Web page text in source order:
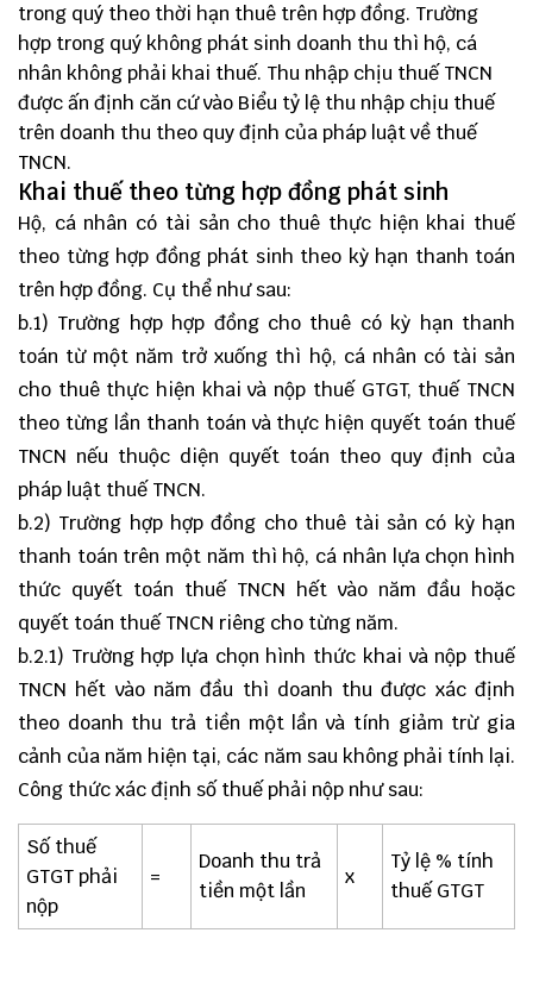
trong quý theo thời hạn thuê trên hợp đồng. Trường
hợp trong quý không phát sinh doanh thu thì hộ, cá
nhân không phải khai thuế. Thu nhập chịu thuế TNCN
được ấn định căn cứ vào Biểu tỷ lệ thu nhập chịu thuế
trên doanh thu theo quy định của pháp luật về thuế
TNCN.
Khai thuế theo từng hợp đồng phát sinh
Hộ, cá nhân có tài sản cho thuê thực hiện khai thuế
theo từng hợp đồng phát sinh theo kỳ hạn thanh toán
trên hợp đồng. Cụ thể như sau:
b.1) Trường hợp hợp đồng cho thuê có kỳ hạn thanh
toán từ một năm trở xuống thì hộ, cá nhân có tài sản
cho thuê thực hiện khai và nộp thuế GTGT, thuế TNCN
theo từng lần thanh toán và thực hiện quyết toán thuế
TNCN nếu thuộc diện quyết toán theo quy định của
pháp luật thuế TNCN.
b.2) Trường hợp hợp đồng cho thuê tài sản có kỳ hạn
thanh toán trên một năm thì hộ, cá nhân lựa chọn hình
thức quyết toán thuế TNCN hết vào năm đầu hoặc
quyết toán thuế TNCN riêng cho từng năm.
b.2.1) Trường hợp lựa chọn hình thức khai và nộp thuế
TNCN hết vào năm đầu thì doanh thu được xác định
theo doanh thu trả tiền một lần và tính giảm trừ gia
cảnh của năm hiện tại, các năm sau không phải tính lại.
Công thức xác định số thuế phải nộp như sau:
Số thuế
GTGT phải
nộp
=
Doanh thu trả
tiền một lần
x
Tỷ lệ % tính
thuế GTGT